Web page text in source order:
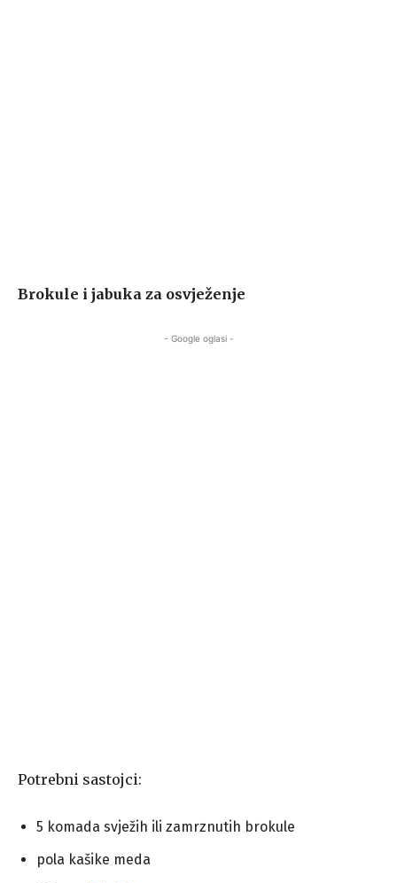
Brokule i jabuka za osvježenje
- Google oglasi -
Potrebni sastojci:
5 komada svježih ili zamrznutih brokule
pola kašike meda